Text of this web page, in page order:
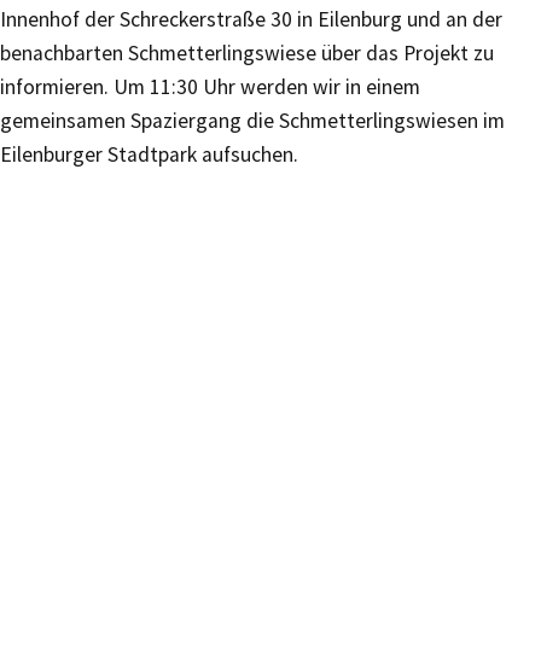
Innenhof der Schreckerstraße 30 in Eilenburg und an der
benachbarten Schmetterlingswiese über das Projekt zu
informieren. Um 11:30 Uhr werden wir in einem
gemeinsamen Spaziergang die Schmetterlingswiesen im
Eilenburger Stadtpark aufsuchen.